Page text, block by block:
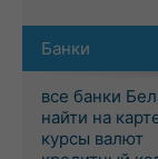
Банки
все банки
найти на
курсы валют